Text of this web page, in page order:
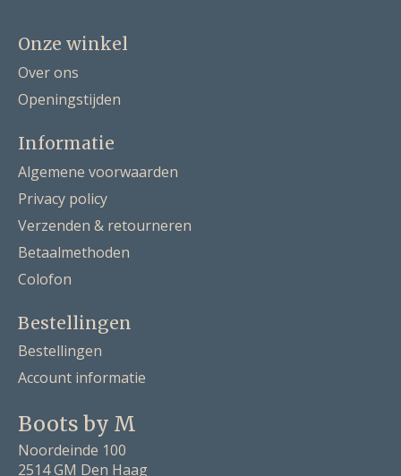
Onze winkel
Over ons
Openingstijden
Informatie
Algemene voorwaarden
Privacy policy
Verzenden & retourneren
Betaalmethoden
Colofon
Bestellingen
Bestellingen
Account informatie
Boots by M
Noordeinde 100
2514 GM Den Haag